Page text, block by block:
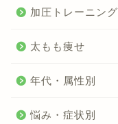
加圧トレーニング
太もも痩せ
年代・属性別
悩み・症状別